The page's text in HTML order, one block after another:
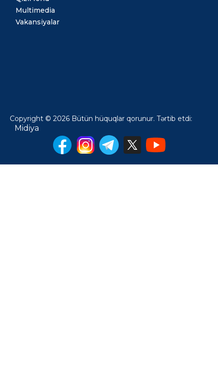
Multimedia
Vakansiyalar
Copyright © 2026 Bütün hüquqlar qorunur. Tərtib etdi:
Midiya